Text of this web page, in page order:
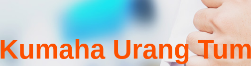
Kumaha Urang